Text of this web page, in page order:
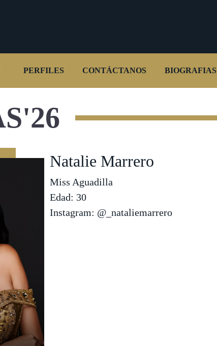
PERFILES CONTÁCTANOS BIOGRAFIAS
Natalie Marrero
Miss Aguadilla
Edad: 30
Instagram: @_nataliemarrero